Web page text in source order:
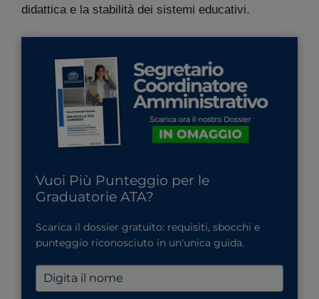
didattica e la stabilità dei sistemi educativi.
Vuoi Più Punteggio per le
Graduatorie ATA?
Scarica il dossier gratuito: requisiti, sbocchi e
punteggio riconosciuto in un'unica guida.